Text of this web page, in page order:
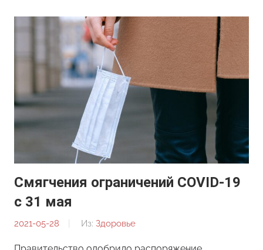
Смягчения ограничений COVID-19
с 31 мая
2021-05-28
От:
Из: Здоровье